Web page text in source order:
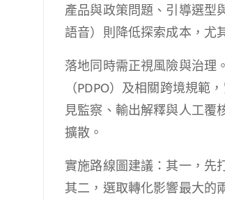
產品與政策問題、引導選型
語音）則降低探索成本，尤
落地同時需正視風險與治理
（PDPO）及相關跨境規
見監察、輸出解釋與人工覆
擴散。
實施路線圖建議：其一，先
其二，選取轉化影響最大的